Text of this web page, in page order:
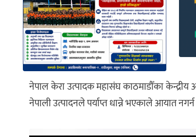
नेपाल केरा उत्पादक महासंघ काठमाडौँका
नेपाली उत्पादनले पर्याप्त धान्ने भएकाले आयात